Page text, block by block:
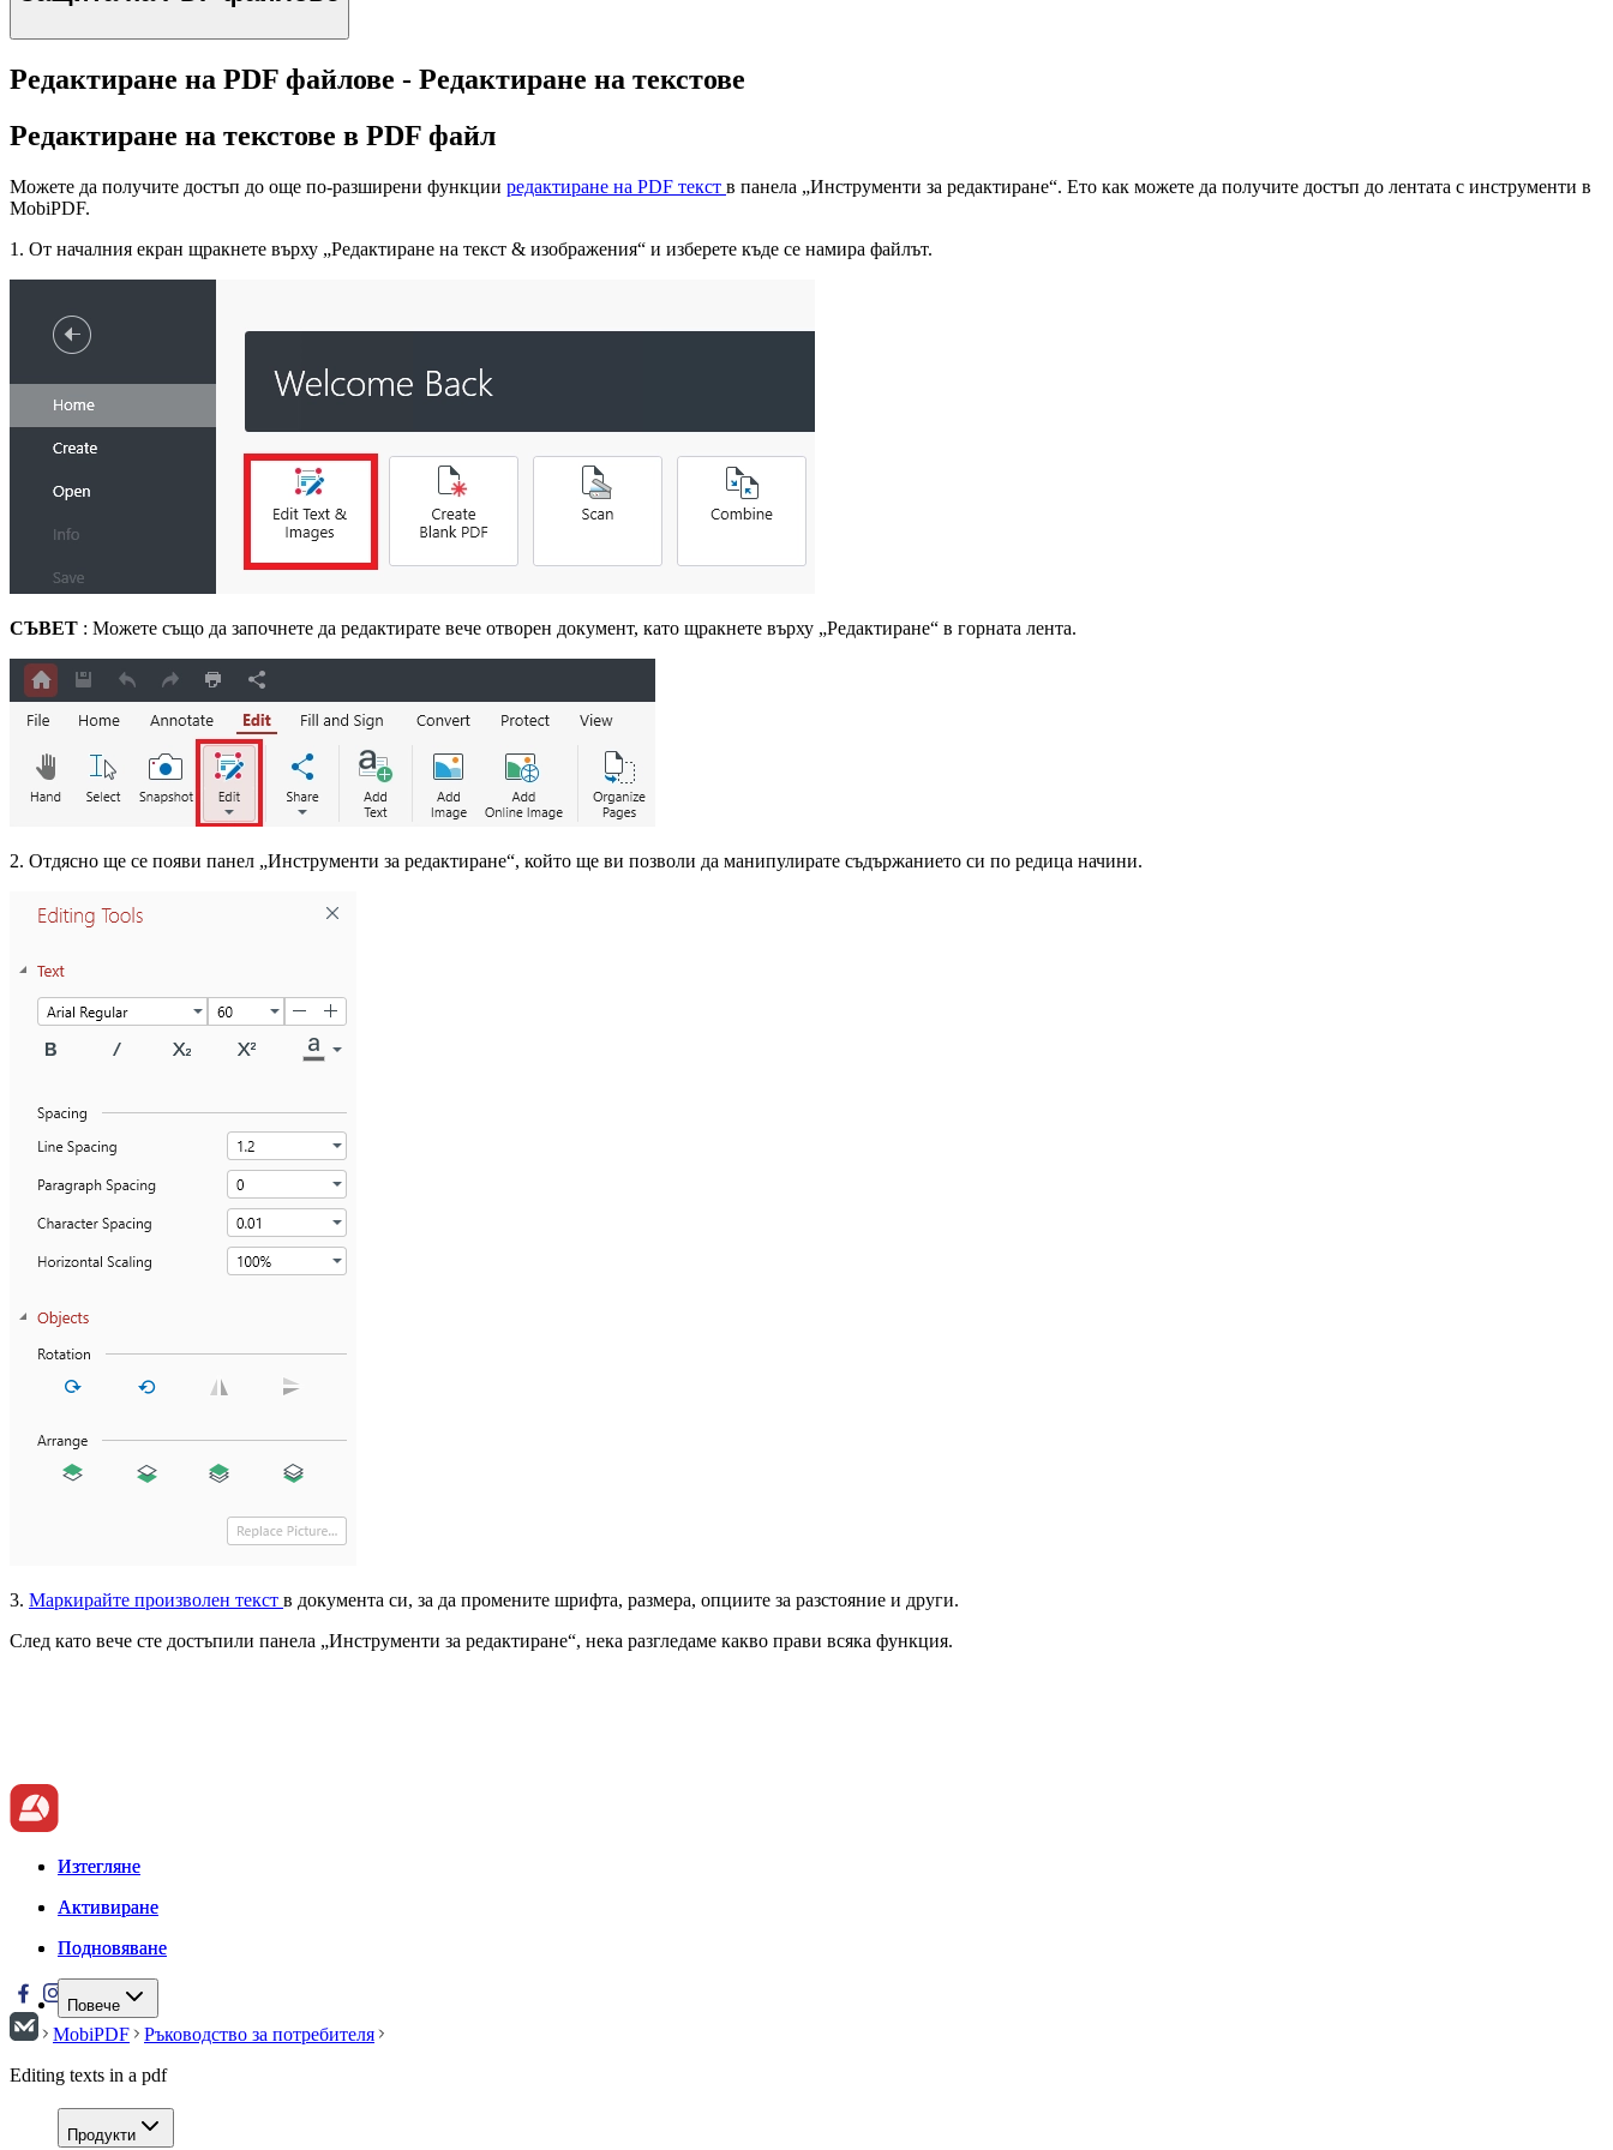
Редактиране на PDF файлове - Редактиране на текстове
Редактиране на текстове в PDF файл
Можете да получите достъп до още по-разширени функции редактиране на PDF текст в панела „Инструменти за редактиране“. Ето как можете да получите достъп до лентата с инструменти в
MobiPDF.
1. От началния екран щракнете върху „Редактиране на текст & изображения“ и изберете къде се намира файлът.
СЪВЕТ : Можете също да започнете да редактирате вече отворен документ, като щракнете върху „Редактиране“ в горната лента.
2. Отдясно ще се появи панел „Инструменти за редактиране“, който ще ви позволи да манипулирате съдържанието си по редица начини.
3. Маркирайте произволен текст в документа си, за да промените шрифта, размера, опциите за разстояние и други.
След като вече сте достъпили панела „Инструменти за редактиране“, нека разгледаме какво прави всяка функция.
Изтегляне
Активиране
Подновяване
Повече
Изтегляне
Активиране
Подновяване
MobiPDF
Ръководство за потребителя
Editing texts in a pdf
Продукти